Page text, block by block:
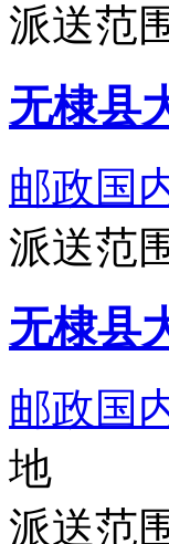
派送范
无棣县
邮政国
派送范
无棣县
邮政国
地
派送范